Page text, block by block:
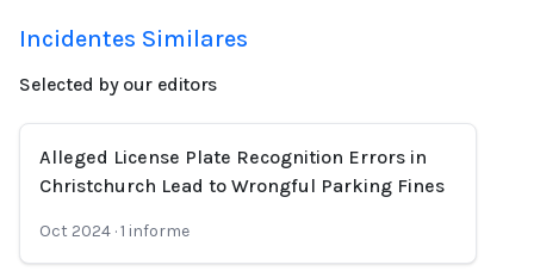
Incidentes Similares
Selected by our editors
Alleged License Plate Recognition Errors in
Christchurch Lead to Wrongful Parking Fines
Oct 2024 ·1 informe